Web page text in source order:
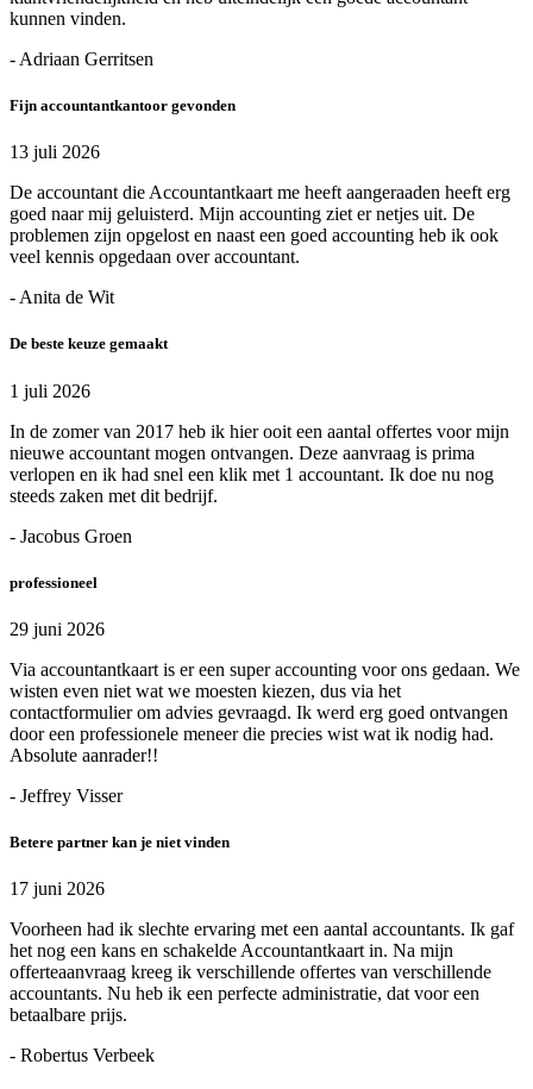
kunnen vinden.
- Adriaan Gerritsen
Fijn accountantkantoor gevonden
13 juli 2026
De accountant die Accountantkaart me heeft aangeraaden heeft erg
goed naar mij geluisterd. Mijn accounting ziet er netjes uit. De
problemen zijn opgelost en naast een goed accounting heb ik ook
veel kennis opgedaan over accountant.
- Anita de Wit
De beste keuze gemaakt
1 juli 2026
In de zomer van 2017 heb ik hier ooit een aantal offertes voor mijn
nieuwe accountant mogen ontvangen. Deze aanvraag is prima
verlopen en ik had snel een klik met 1 accountant. Ik doe nu nog
steeds zaken met dit bedrijf.
- Jacobus Groen
professioneel
29 juni 2026
Via accountantkaart is er een super accounting voor ons gedaan. We
wisten even niet wat we moesten kiezen, dus via het
contactformulier om advies gevraagd. Ik werd erg goed ontvangen
door een professionele meneer die precies wist wat ik nodig had.
Absolute aanrader!!
- Jeffrey Visser
Betere partner kan je niet vinden
17 juni 2026
Voorheen had ik slechte ervaring met een aantal accountants. Ik gaf
het nog een kans en schakelde Accountantkaart in. Na mijn
offerteaanvraag kreeg ik verschillende offertes van verschillende
accountants. Nu heb ik een perfecte administratie, dat voor een
betaalbare prijs.
- Robertus Verbeek